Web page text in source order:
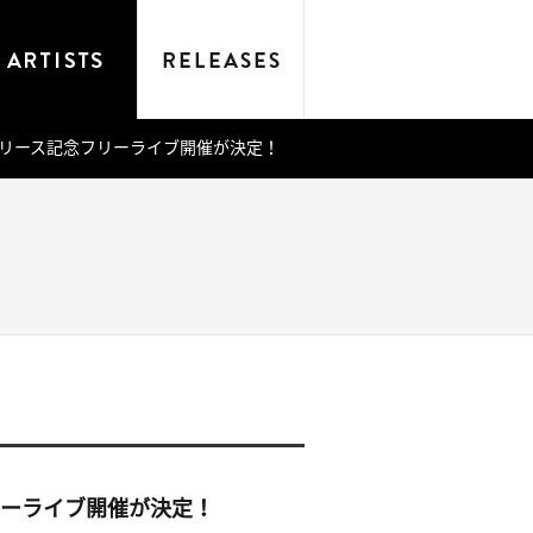
ース記念フリーライブ開催が決定！
ライブ開催が決定！